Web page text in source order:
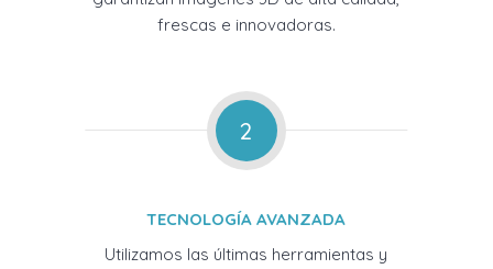
frescas e innovadoras.
2
TECNOLOGÍA AVANZADA
Utilizamos las últimas herramientas y